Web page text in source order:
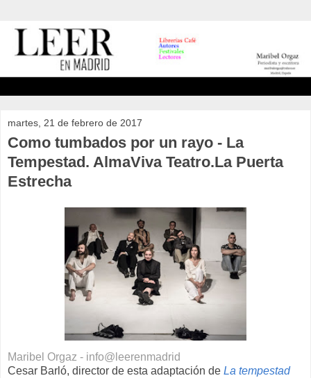
martes, 21 de febrero de 2017
Como tumbados por un rayo - La
Tempestad. AlmaViva Teatro.La Puerta
Estrecha
Maribel Orgaz - info@leerenmadrid
Cesar Barló, director de esta adaptación de La tempestad